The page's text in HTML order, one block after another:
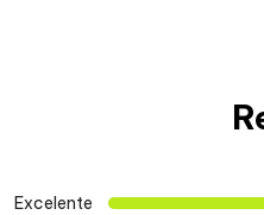
Choco
Excelente